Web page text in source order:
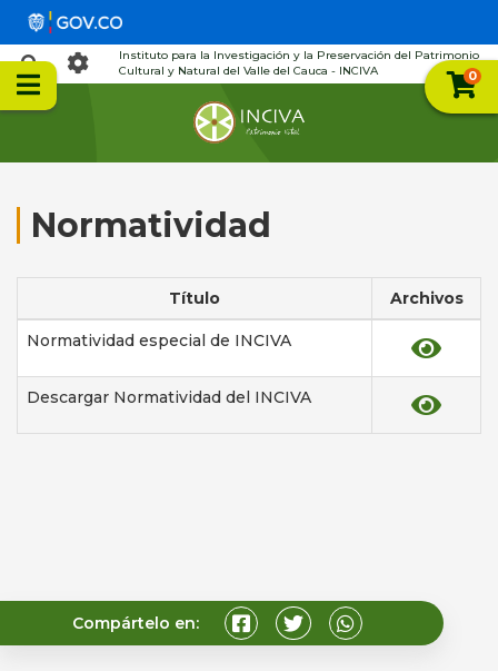
Instituto para la Investigación y la Preservación del Patrimonio
Cultural y Natural del Valle del Cauca - INCIVA
0
Normatividad
Título Archivos
Normatividad especial de INCIVA
Descargar Normatividad del INCIVA
Compártelo en: